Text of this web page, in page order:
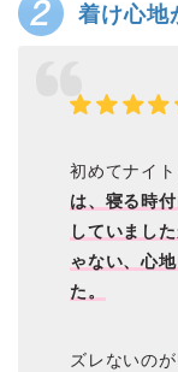
着け心地
初めてナイト
は、寝る時
していまし
ゃない、心
た。
ズレないの